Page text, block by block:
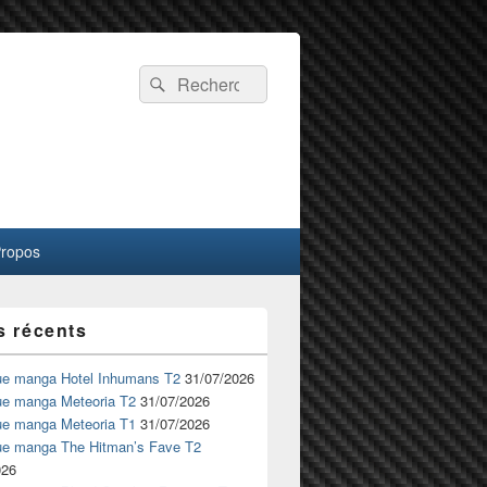
Recherche :
Rechercher
récents
manga Hotel Inhumans T2 31/07/2026
manga Meteoria T2 31/07/2026
manga Meteoria T1 31/07/2026
manga The Hitman’s Fave T2